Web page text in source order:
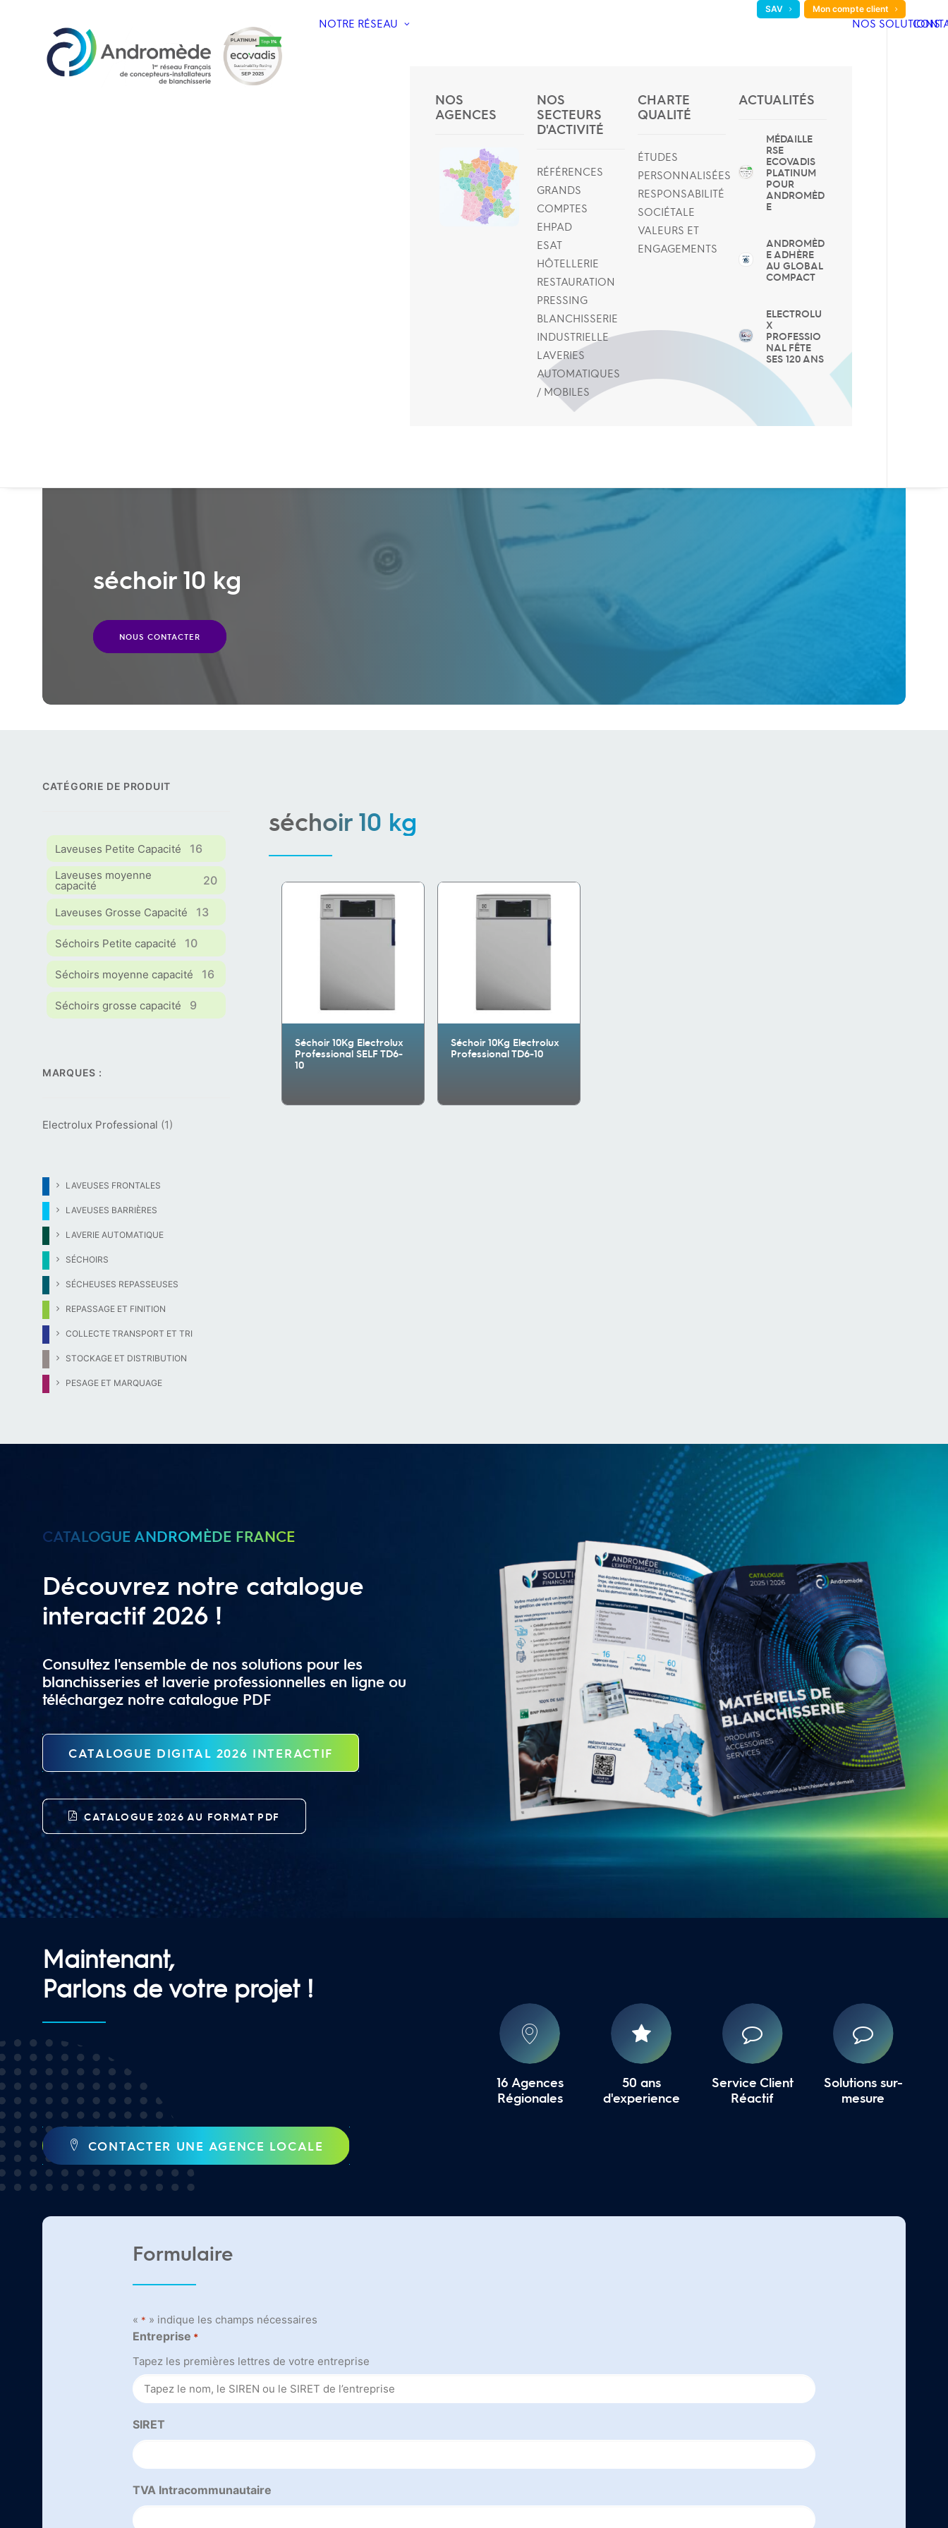
SAV Mon compte client
NOTRE RÉSEAU
NOS
AGENCES
NOS
SECTEURS
D'ACTIVITÉ
RÉFÉRENCES
GRANDS
COMPTES
EHPAD
ESAT
HÔTELLERIE
RESTAURATION
PRESSING
BLANCHISSERIE
INDUSTRIELLE
LAVERIES
AUTOMATIQUES
/ MOBILES
CHARTE
QUALITÉ
ÉTUDES
PERSONNALISÉES
RESPONSABILITÉ
SOCIÉTALE
VALEURS ET
ENGAGEMENTS
ACTUALITÉS
MÉDAILLE
RSE
ECOVADIS
PLATINUM
POUR
ANDROMÈD
E
ANDROMÈD
E ADHÈRE
AU GLOBAL
COMPACT
ELECTROLU
X
PROFESSIO
NAL FÊTE
SES 120 ANS
NOS SOLUTIONS
séchoir 10 kg
NOUS CONTACTER
CATÉGORIE DE PRODUIT
Laveuses Petite Capacité 16
Laveuses moyenne
capacité 20
Laveuses Grosse Capacité 13
Séchoirs Petite capacité 10
Séchoirs moyenne capacité 16
Séchoirs grosse capacité 9
MARQUES :
Electrolux Professional (1)
LAVEUSES FRONTALES
LAVEUSES BARRIÈRES
LAVERIE AUTOMATIQUE
SÉCHOIRS
SÉCHEUSES REPASSEUSES
REPASSAGE ET FINITION
COLLECTE TRANSPORT ET TRI
STOCKAGE ET DISTRIBUTION
PESAGE ET MARQUAGE
séchoir 10 kg
Séchoir 10Kg Electrolux
Professional SELF TD6-
10
Séchoir 10Kg Electrolux
Professional TD6-10
CATALOGUE ANDROMÈDE FRANCE
Découvrez notre catalogue
interactif 2026 !
Consultez l'ensemble de nos solutions pour les
blanchisseries et laverie professionnelles en ligne ou
téléchargez notre catalogue PDF
CATALOGUE DIGITAL 2026 INTERACTIF
CATALOGUE 2026 AU FORMAT PDF
Maintenant,
Parlons de votre projet !
CONTACTER UNE AGENCE LOCALE
16 Agences
Régionales
50 ans
d'experience
Service Client
Réactif
Solutions sur-
mesure
Formulaire
« * » indique les champs nécessaires
Entreprise *
Tapez les premières lettres de votre entreprise
SIRET
TVA Intracommunautaire